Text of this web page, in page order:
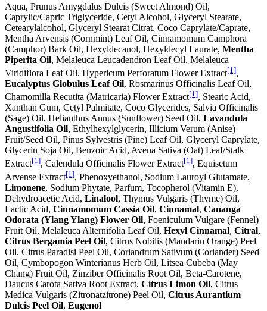
Aqua, Prunus Amygdalus Dulcis (Sweet Almond) Oil,
Caprylic/Capric Triglyceride, Cetyl Alcohol, Glyceryl Stearate,
Cetearylalcohol, Glyceryl Stearat Citrat, Coco Caprylate/Caprate,
Mentha Arvensis (Cornmint) Leaf Oil, Cinnamomum Camphora
(Camphor) Bark Oil, Hexyldecanol, Hexyldecyl Laurate, Mentha
Piperita Oil, Melaleuca Leucadendron Leaf Oil, Melaleuca
Viridiflora Leaf Oil, Hypericum Perforatum Flower Extract[1],
Eucalyptus Globulus Leaf Oil, Rosmarinus Officinalis Leaf Oil,
Chamomilla Recutita (Matricaria) Flower Extract[1], Stearic Acid,
Xanthan Gum, Cetyl Palmitate, Coco Glycerides, Salvia Officinalis
(Sage) Oil, Helianthus Annus (Sunflower) Seed Oil, Lavandula
Angustifolia Oil, Ethylhexylglycerin, Illicium Verum (Anise)
Fruit/Seed Oil, Pinus Sylvestris (Pine) Leaf Oil, Glyceryl Caprylate,
Glycerin Soja Oil, Benzoic Acid, Avena Sativa (Oat) Leaf/Stalk
Extract[1], Calendula Officinalis Flower Extract[1], Equisetum
Arvense Extract[1], Phenoxyethanol, Sodium Lauroyl Glutamate,
Limonene, Sodium Phytate, Parfum, Tocopherol (Vitamin E),
Dehydroacetic Acid, Linalool, Thymus Vulgaris (Thyme) Oil,
Lactic Acid, Cinnamomum Cassia Oil, Cinnamal, Cananga
Odorata (Ylang Ylang) Flower Oil, Foeniculum Vulgare (Fennel)
Fruit Oil, Melaleuca Alternifolia Leaf Oil, Hexyl Cinnamal, Citral,
Citrus Bergamia Peel Oil, Citrus Nobilis (Mandarin Orange) Peel
Oil, Citrus Paradisi Peel Oil, Coriandrum Sativum (Coriander) Seed
Oil, Cymbopogon Winterianus Herb Oil, Litsea Cubeba (May
Chang) Fruit Oil, Zinziber Officinalis Root Oil, Beta-Carotene,
Daucus Carota Sativa Root Extract, Citrus Limon Oil, Citrus
Medica Vulgaris (Zitronatzitrone) Peel Oil, Citrus Aurantium
Dulcis Peel Oil, Eugenol